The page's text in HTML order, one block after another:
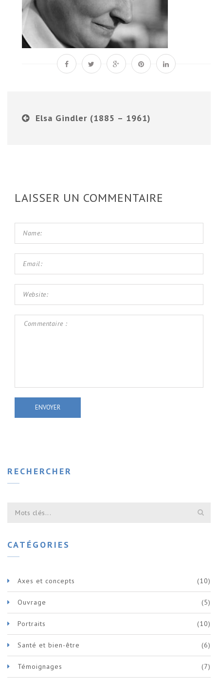
Elsa Gindler (1885 – 1961)
LAISSER UN COMMENTAIRE
RECHERCHER
CATÉGORIES
Axes et concepts (10)
Ouvrage (5)
Portraits (10)
Santé et bien-être (6)
Témoignages (7)